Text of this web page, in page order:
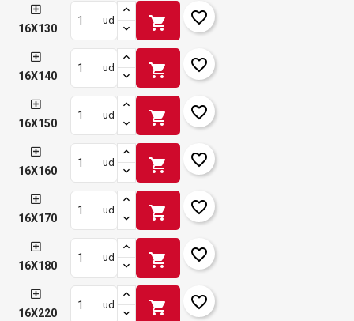
16X130
ud shopping_cart favorite_border
16X140
ud shopping_cart favorite_border
16X150
ud shopping_cart favorite_border
16X160
ud shopping_cart favorite_border
16X170
ud shopping_cart favorite_border
16X180
ud shopping_cart favorite_border
16X220
ud shopping_cart favorite_border